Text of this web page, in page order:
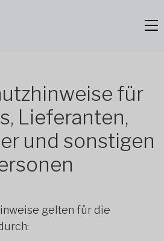
für
Lieferanten,
und sonstigen
gelten für die